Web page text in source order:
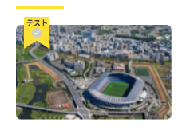
テスト